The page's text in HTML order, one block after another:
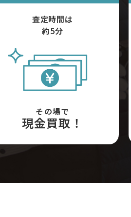
査定時間は
約5分
その場で
現金買取！